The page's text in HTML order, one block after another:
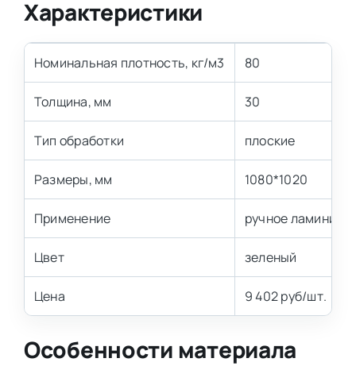
Характеристики
Номинальная плотность, кг/м3 80
Толщина, мм 30
Тип обработки плоские
Размеры, мм 1080*1020
Применение ручное
Цвет зеленый
Цена 9 402 руб/шт.
Особенности материала